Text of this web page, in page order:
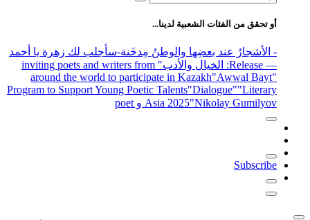
أو تحقق من الفئات الشعبية لدينا...
- الأشجارُ عند بعضِها والوطنُ مِدخَنة-سأجلب لك زهرة يا أحمد
— Release
: الخيال والأدب
" inviting poets and writers from
around the world to participate in Kazakh"Awwal Bayt"
Program to Support Young Poetic Talents"Dialogue""Literary
Asia 2025"Nikolay Gumilyov و poet
Subscribe